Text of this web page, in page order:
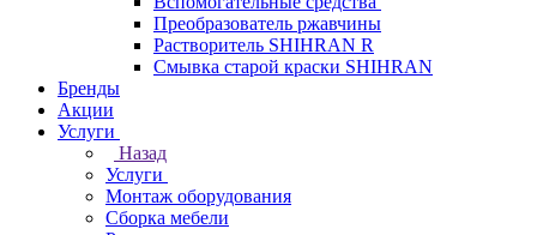
Преобразователь ржавчины
Растворитель SHIHRAN R
Смывка старой краски SHIHRAN
Бренды
Акции
Услуги
Назад
Услуги
Монтаж оборудования
Сборка мебели